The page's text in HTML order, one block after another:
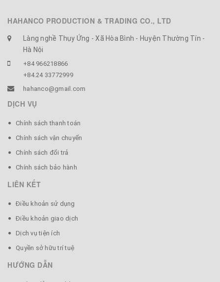
HAHANCO PRODUCTION & TRADING CO., LTD
Làng nghề Thụy Ứng - Xã Hòa Bình - Huyện Thường Tín -
Hà Nội
+84 966218866
+84.24 33772999
hahanco@gmail.com
DỊCH VỤ
Chính sách thanh toán
Chính sách vận chuyển
Chính sách đổi trả
Chính sách bảo hành
LIÊN KẾT
Điều khoản sử dụng
Điều khoản giao dịch
Dịch vụ tiện ích
Quyền sở hữu trí tuệ
HƯỚNG DẪN